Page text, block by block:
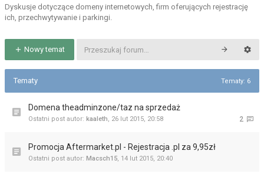
Dyskusje dotyczące domeny internetowych, firm oferujących rejestrację
ich, przechwytywanie i parkingi.
Nowy temat
Tematy Tematy: 6
Domena theadminzone/taz na sprzedaż
2
Ostatni post autor: kaaleth, 26 lut 2015, 20:58
Promocja Aftermarket.pl - Rejestracja .pl za 9,95zł
Ostatni post autor: Macsch15, 14 lut 2015, 20:40